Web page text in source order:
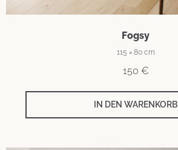
Fogsy
115 × 80 cm
150 €
IN DEN WARENKORB